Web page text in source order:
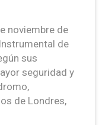
noviembre de
de
sus
seguridad y
de Londres,